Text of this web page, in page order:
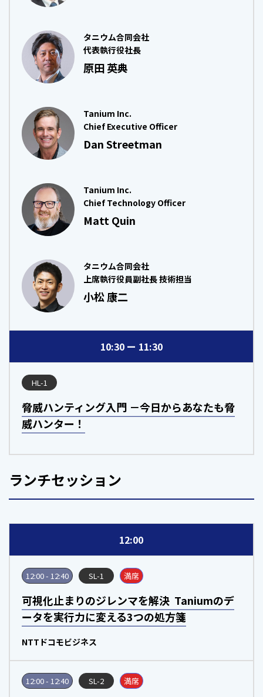
タニウム合同会社
代表執行役社長
原田 英典
Tanium Inc.
Chief Executive Officer
Dan Streetman
Tanium Inc.
Chief Technology Officer
Matt Quin
タニウム合同会社
上席執行役員副社長 技術担当
小松 康二
10:30 11:30
HL-1
脅威ハンティング入門 －今日からあなたも脅
威ハンター！
ランチセッション
12:00
12:00 - 12:40 SL-1 満席
可視化止まりのジレンマを解決 ―― Taniumのデ
ータを実行力に変える3つの処方箋
NTTドコモビジネス
12:00 - 12:40 SL-2 満席